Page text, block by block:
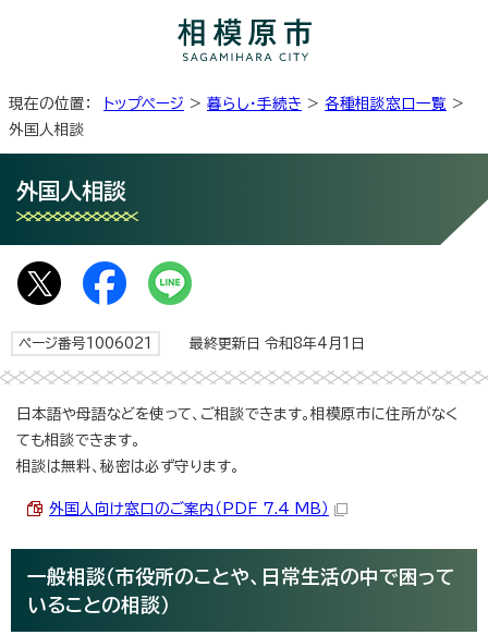
現在の位置： トップページ > 暮らし・手続き > 各種相談窓口一覧 >
外国人相談
外国人相談
ページ番号1006021 最終更新日 令和8年4月1日
日本語や母語などを使って、ご相談できます。相模原市に住所がなく
ても相談できます。
相談は無料、秘密は必ず守ります。
外国人向け窓口のご案内（PDF 7.4 MB）
一般相談（市役所のことや、日常生活の中で困って
いることの相談）